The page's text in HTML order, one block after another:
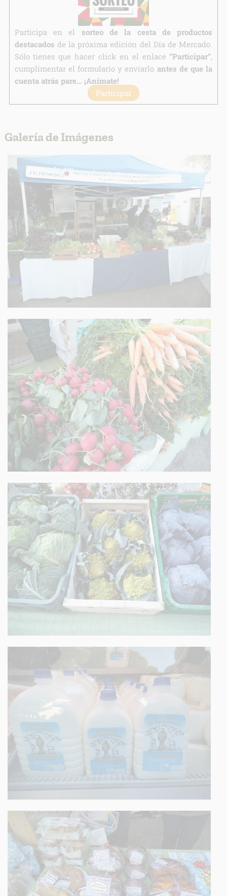
Participa en el sorteo de la cesta de productos
destacados de la próxima edición del Día de Mercado.
Sólo tienes que hacer click en el enlace “Participar”,
cumplimentar el formulario y enviarlo antes de que la
cuenta atrás pare… ¡Anímate!
Participar
Galería de Imágenes
Información adicional
link